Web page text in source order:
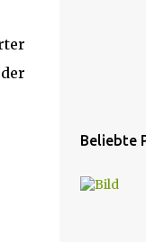
Beliebte